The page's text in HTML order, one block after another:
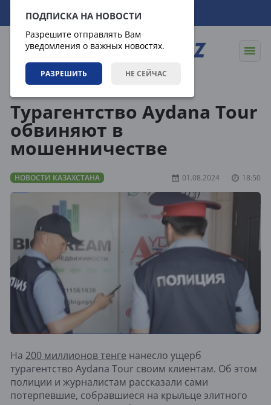
ПОДПИСКА НА НОВОСТИ
Разрешите отправлять Вам
уведомления о важных новостях.
РАЗРЕШИТЬ НЕ СЕЙЧАС
06.08.2026 17:16:07
Турагентство Aydana Tour
обвиняют в
мошенничестве
НОВОСТИ КАЗАХСТАНА 01.08.2024 18:50
На 200 миллионов тенге нанесло ущерб
турагентство Aydana Tour своим клиентам. Об этом
полиции и журналистам рассказали сами
потерпевшие, собравшиеся на крыльце элитного